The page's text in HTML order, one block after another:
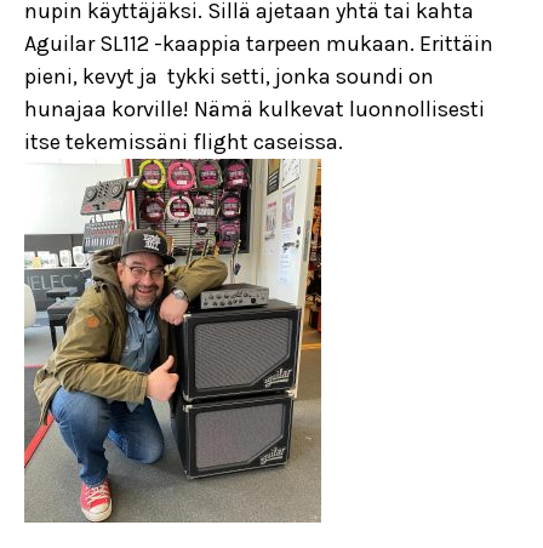
nupin käyttäjäksi. Sillä ajetaan yhtä tai kahta
Aguilar SL112 -kaappia tarpeen mukaan. Erittäin
pieni, kevyt ja tykki setti, jonka soundi on
hunajaa korville! Nämä kulkevat luonnollisesti
itse tekemissäni flight caseissa.